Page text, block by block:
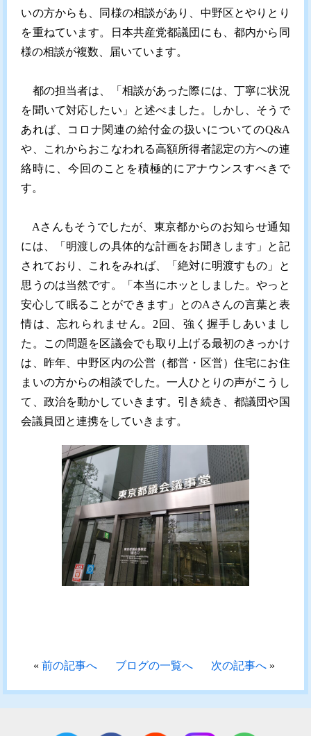
いの方からも、同様の相談があり、中野区とやりとり
を重ねています。日本共産党都議団にも、都内から同
様の相談が複数、届いています。
都の担当者は、「相談があった際には、丁寧に状況
を聞いて対応したい」と述べました。しかし、そうで
あれば、コロナ関連の給付金の扱いについてのQ&A
や、これからおこなわれる高額所得者認定の方への連
絡時に、今回のことを積極的にアナウンスすべきで
す。
Aさんもそうでしたが、東京都からのお知らせ通知
には、「明渡しの具体的な計画をお聞きします」と記
されており、これをみれば、「絶対に明渡すもの」と
思うのは当然です。「本当にホッとしました。やっと
安心して眠ることができます」とのAさんの言葉と表
情は、忘れられません。2回、強く握手しあいまし
た。この問題を区議会でも取り上げる最初のきっかけ
は、昨年、中野区内の公営（都営・区営）住宅にお住
まいの方からの相談でした。一人ひとりの声がこうし
て、政治を動かしていきます。引き続き、都議団や国
会議員団と連携をしていきます。
«前の記事へ ブログの一覧へ 次の記事へ»